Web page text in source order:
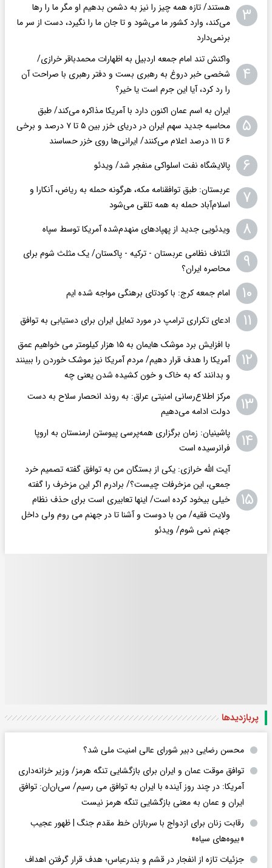
۳
هستند/ تازه همه چیز را نیز به دشمن بدهیم او مگر ما را رها
می‌کند، وارد کشور ما می‌شود و تا جان ما را نگیرد، دست از سر ما
برنمی‌دارد
۴
واکنش تند امام جمعه اردبیل به اظهارات محمدباقر خرازی/
شخصی خبر دروغ به رهبری بست و دفتر رهبری با صراحت آن
را رد کرد، آیا این جرم است یا خیر؟
۵
ایران به اسم عمان اکنون دارد با آمریکا مذاکره می‌کند/ طبق
محاسبه جدید سهم ایران در دریای خزر بین ۵ تا ۷ درصد و برخی
۶ تا ۱۱ درصد اعلام می‌کنند/ ایرانی‌ها روی خزر حساسند
۶ پالایشگاه نفت اسلواکی منفجر شد/ ویدئو
۷
عربستان: طبق توافقنامه مکه، هرگونه حمله به ریاض، آنکارا و
اسلام‌آباد حمله به همه تلقی می‌شود
۸ ویدئویی جدید از پهپادهای منهدم‌شده آمریکا توسط سپاه
۹
ائتلاف نظامی عربستان - ترکیه - پاکستان/ یک مثلث شوم برای
محاصره ایران؟
۱۰ امام جمعه کرج: با کودتای برهنگی مواجه شده ایم
۱۱ ادعای تکراری ترامپ در مورد تمایل ایران برای دستیابی به توافق
۱۲
با افزایش برد موشک هایمان به ۱۵ هزار کیلومتر می خواهیم عمق
آمریکا را هدف قرار دهیم/ مردم آمریکا نیز موشک خوردن را ببینند
و بدانند که به خاک و خون کشیده شدن یعنی چه
۱۳
مرکز اطلاع‌رسانی امنیتی عراق: به روند انحصار سلاح به دست
دولت ادامه می‌دهیم
۱۴
پاشینیان: زمان برگزاری همه‌پرسی پیوستن ارمنستان به اروپا
فرانرسیده است
۱۵
آیت الله خرازی: یکی از بستگان من به توافق گفته تصمیم خرد
جمعی، این مزخرفات چیست؟/ برادرم اگر این مزخرف را گفته
خیلی بیخود کرده است/ اینها تعابیری است برای حذف نظام
ولایت فقیه/ من با دوست و آشنا تا در جهنم می روم ولی داخل
جهنم نمی شوم/ ویدئو
پربازدید‌ها
محسن رضایی دبیر شورای عالی امنیت ملی شد؟
توافق موقت عمان و ایران برای بازگشایی تنگه هرمز/ وزیر خزانه‌داری
آمریکا: در چند روز آینده با ایران به توافق می رسیم/ سی‌ان‌ان: توافق
ایران و عمان به معنی بازگشایی تنگه هرمز نیست
رقابت زنان برای ازدواج با سربازان خط مقدم جنگ | ظهور عجیب
«بیوه‌های سیاه»
جزئیات تازه از انفجار در قشم و بندرعباس؛ هدف قرار گرفتن اهداف